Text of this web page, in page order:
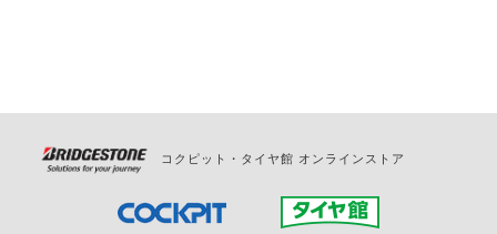
コクピット・タイヤ館 オンラインストア